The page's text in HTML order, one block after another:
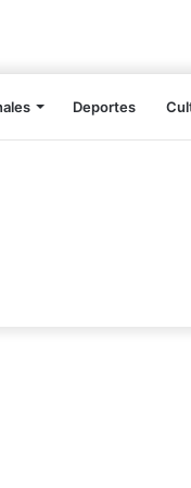
Deportes